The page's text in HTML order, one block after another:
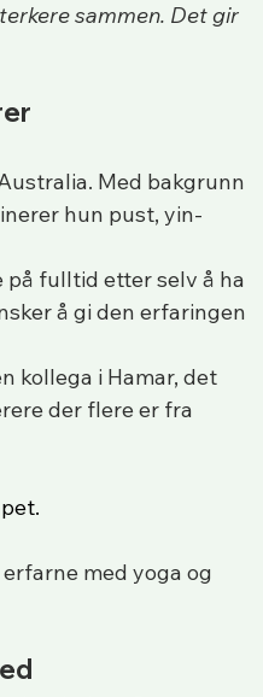
sammen. Det gir
Med bakgrunn
hun pust, yin-
på fulltid etter selv å ha
å gi den erfaringen
kollega i Hamar, det
der flere er fra
med yoga og